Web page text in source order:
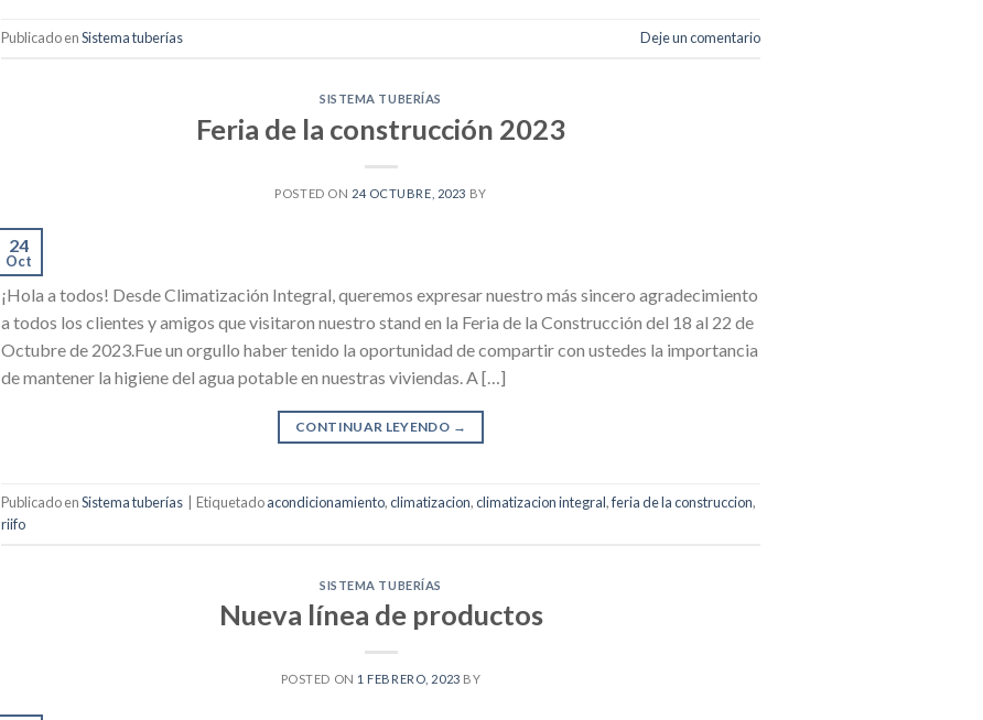
Publicado enSistema tuberías Deje un comentario
SISTEMA TUBERÍAS
Feria de la construcción 2023
POSTED ON 24 OCTUBRE, 2023 BY
24
Oct
¡Hola a todos! Desde Climatización Integral, queremos expresar nuestro más sincero agradecimiento
a todos los clientes y amigos que visitaron nuestro stand en la Feria de la Construcción del 18 al 22 de
Octubre de 2023.Fue un orgullo haber tenido la oportunidad de compartir con ustedes la importancia
de mantener la higiene del agua potable en nuestras viviendas. A […]
CONTINUAR LEYENDO →
Publicado enSistema tuberías Etiquetadoacondicionamiento,climatizacion,climatizacion integral,feria de la construccion,
riifo
SISTEMA TUBERÍAS
Nueva línea de productos
POSTED ON 1 FEBRERO, 2023 BY